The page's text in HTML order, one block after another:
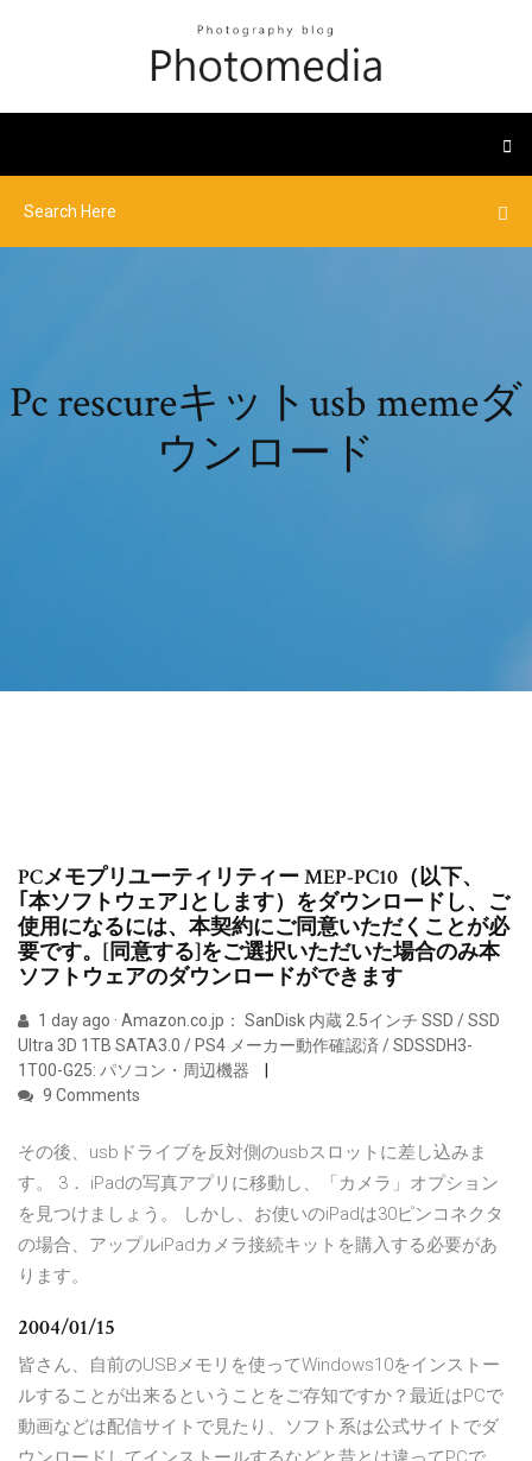
Pc rescureキットusb memeダ
ウンロード
PCメモプリユーティリティー MEP-PC10（以下、
｢本ソフトウェア｣とします）をダウンロードし、ご
使用になるには、本契約にご同意いただくことが必
要です。[同意する]をご選択いただいた場合のみ本
ソフトウェアのダウンロードができます
1 day ago · Amazon.co.jp： SanDisk 内蔵 2.5インチ SSD / SSD
Ultra 3D 1TB SATA3.0 / PS4 メーカー動作確認済 / SDSSDH3-
1T00-G25: パソコン・周辺機器
9 Comments
その後、usbドライブを反対側のusbスロットに差し込みま
す。 3． iPadの写真アプリに移動し、「カメラ」オプション
を見つけましょう。 しかし、お使いのiPadは30ピンコネクタ
の場合、アップルiPadカメラ接続キットを購入する必要があ
ります。
2004/01/15
皆さん、自前のUSBメモリを使ってWindows10をインストー
ルすることが出来るということをご存知ですか？最近はPCで
動画などは配信サイトで見たり、ソフト系は公式サイトでダ